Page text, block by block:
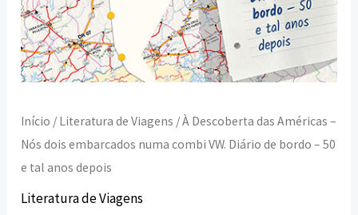
Início / Literatura de Viagens / À Descoberta das Américas –
Nós dois embarcados numa combi VW. Diário de bordo – 50
e tal anos depois
Literatura de Viagens
bordo
–
50
e
anos
depois